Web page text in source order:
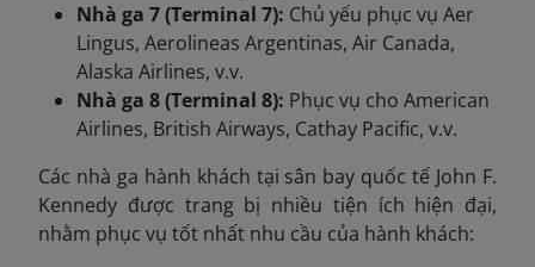
Nhà ga 7 (Terminal 7): Chủ yếu phục vụ Aer
Lingus, Aerolineas Argentinas, Air Canada,
Alaska Airlines, v.v.
Nhà ga 8 (Terminal 8): Phục vụ cho American
Airlines, British Airways, Cathay Pacific, v.v.
Các nhà ga hành khách tại sân bay quốc tế John F.
Kennedy được trang bị nhiều tiện ích hiện đại,
nhằm phục vụ tốt nhất nhu cầu của hành khách: